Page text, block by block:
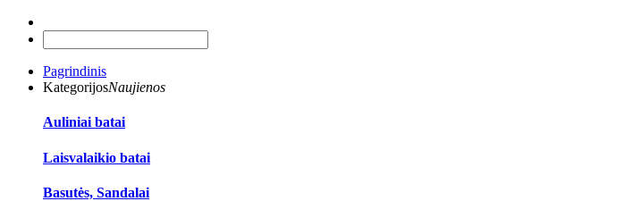
Pagrindinis
KategorijosNaujienos
Auliniai batai
Laisvalaikio batai
Basutės, Sandalai